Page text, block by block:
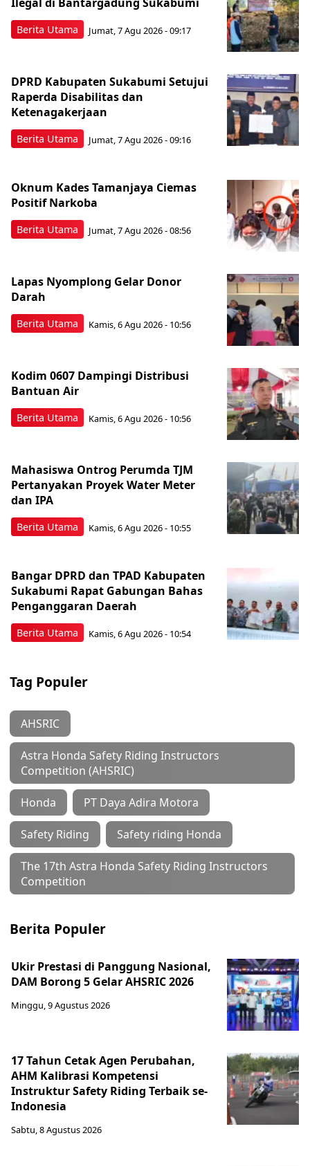
Berita Utama Jumat, 7 Agu 2026 - 09:17
Berita Utama
DPRD Kabupaten Sukabumi Setujui
Raperda Disabilitas dan
Ketenagakerjaan
Jumat, 7 Agu 2026 - 09:16
Berita Utama
Oknum Kades Tamanjaya Ciemas
Positif Narkoba
Jumat, 7 Agu 2026 - 08:56
Berita Utama
Lapas Nyomplong Gelar Donor
Darah
Kamis, 6 Agu 2026 - 10:56
Berita Utama
Kodim 0607 Dampingi Distribusi
Bantuan Air
Kamis, 6 Agu 2026 - 10:56
Berita Utama
Mahasiswa Ontrog Perumda TJM
Pertanyakan Proyek Water Meter
dan IPA
Kamis, 6 Agu 2026 - 10:55
Berita Utama
Bangar DPRD dan TPAD Kabupaten
Sukabumi Rapat Gabungan Bahas
Penganggaran Daerah
Kamis, 6 Agu 2026 - 10:54
Tag Populer
AHSRIC
Astra Honda Safety Riding Instructors
Competition (AHSRIC)
Honda PT Daya Adira Motora
Safety Riding Safety riding Honda
The 17th Astra Honda Safety Riding Instructors
Competition
Berita Populer
Ukir Prestasi di Panggung Nasional,
DAM Borong 5 Gelar AHSRIC 2026
Minggu, 9 Agustus 2026
17 Tahun Cetak Agen Perubahan,
AHM Kalibrasi Kompetensi
Instruktur Safety Riding Terbaik se-
Indonesia
Sabtu, 8 Agustus 2026